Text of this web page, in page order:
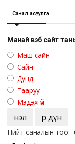
Санал асуулга
Манай вэб сайт
Маш сайн
Сайн
Дунд
Тааруу
Мэдэхгүй
Үнэл Үр дүн
Нийт саналын тоо: